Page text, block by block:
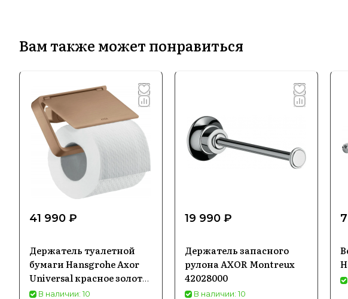
Вам также может понравиться
41 990 ₽
Держатель туалетной
бумаги Hansgrohe Axor
Universal красное золото
шлифованное 42836310
В наличии: 10
19 990 ₽
Держатель запасного
рулона AXOR Montreux
42028000
В наличии: 10